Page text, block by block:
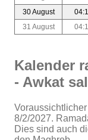
30 August
31 August
Kalender
- Awkat
8/2/2027.
Dies sind auch